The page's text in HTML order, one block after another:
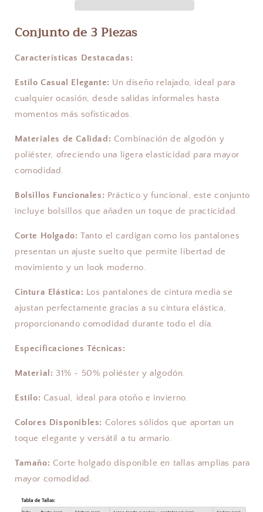
Conjunto de 3 Piezas
Características Destacadas:
Estilo Casual Elegante: Un diseño relajado, ideal para
cualquier ocasión, desde salidas informales hasta
momentos más sofisticados.
Materiales de Calidad: Combinación de algodón y
poliéster, ofreciendo una ligera elasticidad para mayor
comodidad.
Bolsillos Funcionales: Práctico y funcional, este conjunto
incluye bolsillos que añaden un toque de practicidad.
Corte Holgado: Tanto el cardigan como los pantalones
presentan un ajuste suelto que permite libertad de
movimiento y un look moderno.
Cintura Elástica: Los pantalones de cintura media se
ajustan perfectamente gracias a su cintura elástica,
proporcionando comodidad durante todo el día.
Especificaciones Técnicas:
Material: 31% - 50% poliéster y algodón.
Estilo: Casual, ideal para otoño e invierno.
Colores Disponibles: Colores sólidos que aportan un
toque elegante y versátil a tu armario.
Tamaño: Corte holgado disponible en tallas amplias para
mayor comodidad.